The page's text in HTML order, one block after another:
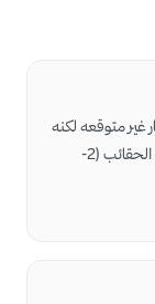
متوقعه لكنه
مسموح. عامل الفندق (2-10) رينجت يوميا. حمال الحقائب (2-